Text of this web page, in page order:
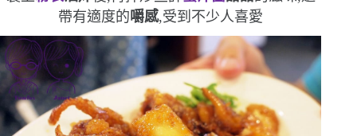
帶有適度的嚼感,受到不少人喜愛